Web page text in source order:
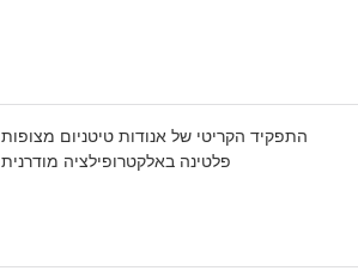
התפקיד הקריטי של אנודות טיטניום מצופות
פלטינה באלקטרופילציה מודרנית